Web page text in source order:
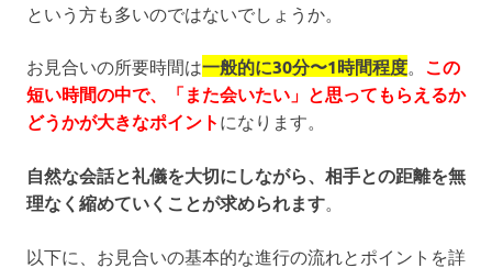
という方も多いのではないでしょうか。
お見合いの所要時間は一般的に30分〜1時間程度
この
短い時間の中で、「また会いたい」と思ってもらえるか
どうかが大きなポイント になります。
自然な会話と礼儀を大切にしながら、相手との距離を無
理なく縮めていくことが求められます
以下に、お見合いの基本的な進行の流れとポイントを詳